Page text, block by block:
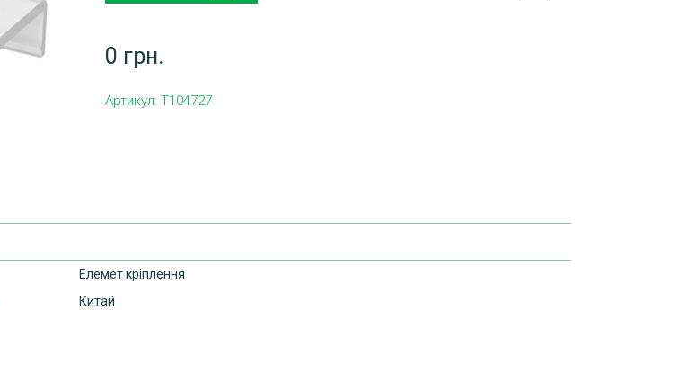
0 грн.
Артикул: T104727
Елемет кріплення
Китай